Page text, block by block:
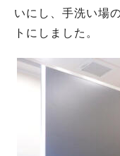
いにし、手洗い場
トにしました。